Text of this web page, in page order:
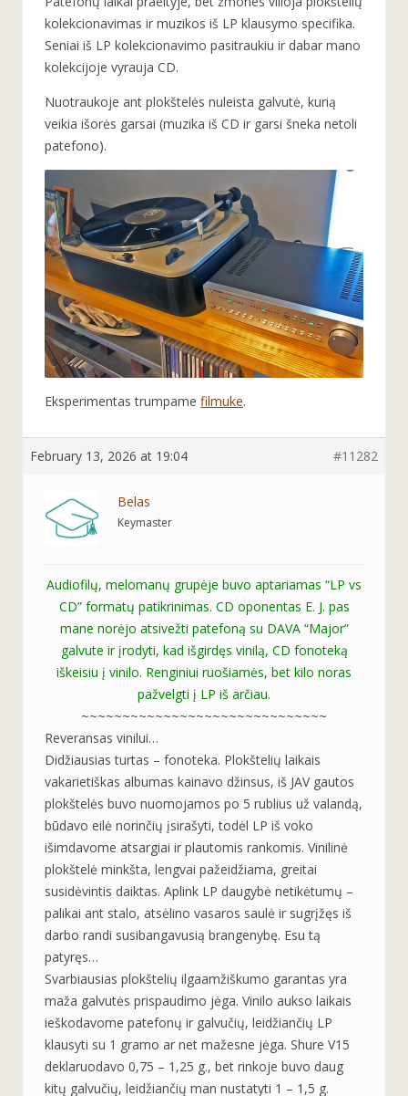
kolekcionavimas ir muzikos iš LP klausymo specifika.
Seniai iš LP kolekcionavimo pasitraukiu ir dabar mano
kolekcijoje vyrauja CD.
Nuotraukoje ant plokštelės nuleista galvutė, kurią
veikia išorės garsai (muzika iš CD ir garsi šneka netoli
patefono).
Eksperimentas trumpame filmuke.
February 13, 2026 at 19:04 #11282
Belas
Keymaster
Audiofilų, melomanų grupėje buvo aptariamas “LP vs
CD” formatų patikrinimas. CD oponentas E. J. pas
mane norėjo atsivežti patefoną su DAVA “Major”
galvute ir įrodyti, kad išgirdęs vinilą, CD fonoteką
iškeisiu į vinilo. Renginiui ruošiamės, bet kilo noras
pažvelgti į LP iš arčiau.
~~~~~~~~~~~~~~~~~~~~~~~~~~~~~~
Reveransas vinilui…
Didžiausias turtas – fonoteka. Plokštelių laikais
vakarietiškas albumas kainavo džinsus, iš JAV gautos
plokštelės buvo nuomojamos po 5 rublius už valandą,
būdavo eilė norinčių įsirašyti, todėl LP iš voko
išimdavome atsargiai ir plautomis rankomis. Vinilinė
plokštelė minkšta, lengvai pažeidžiama, greitai
susidėvintis daiktas. Aplink LP daugybė netikėtumų –
palikai ant stalo, atsėlino vasaros saulė ir sugrįžęs iš
darbo randi susibangavusią brangenybę. Esu tą
patyręs…
Svarbiausias plokštelių ilgaamžiškumo garantas yra
maža galvutės prispaudimo jėga. Vinilo aukso laikais
ieškodavome patefonų ir galvučių, leidžiančių LP
klausyti su 1 gramo ar net mažesne jėga. Shure V15
deklaruodavo 0,75 – 1,25 g., bet rinkoje buvo daug
kitų galvučių, leidžiančių man nustatyti 1 – 1,5 g.